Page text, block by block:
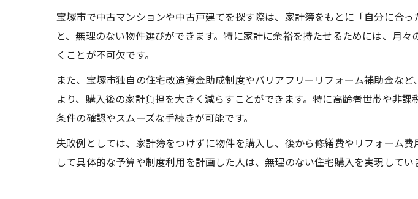
宝塚市で中古マンションや中古戸建てを探す際は、家計簿をもとに「自分に合
と、無理のない物件選びができます。特に家計に余裕を持たせるためには、月
くことが不可欠です。
また、宝塚市独自の住宅改造資金助成制度やバリアフリーリフォーム補助金な
より、購入後の家計負担を大きく減らすことができます。特に高齢者世帯や非
条件の確認やスムーズな手続きが可能です。
失敗例としては、家計簿をつけずに物件を購入し、後から修繕費やリフォーム
して具体的な予算や制度利用を計画した人は、無理のない住宅購入を実現してい